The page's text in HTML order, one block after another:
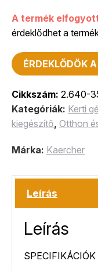
A termék
érdeklődhet a
ÉRDEKLŐDÖK
Cikkszám: 2.640-
Kategóriák: Kerti
kiegészítő, Otthon
Márka: Kaercher
Leírás
Leírás
SPECIFIKÁCIÓK